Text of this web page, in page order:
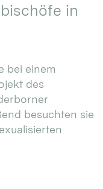
in
bei einem
des
besuchten sie